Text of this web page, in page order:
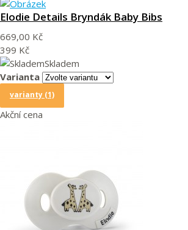
Elodie Details Bryndák Baby Bibs
669,00 Kč
399 Kč
Skladem
Varianta
varianty (1)
Akční cena